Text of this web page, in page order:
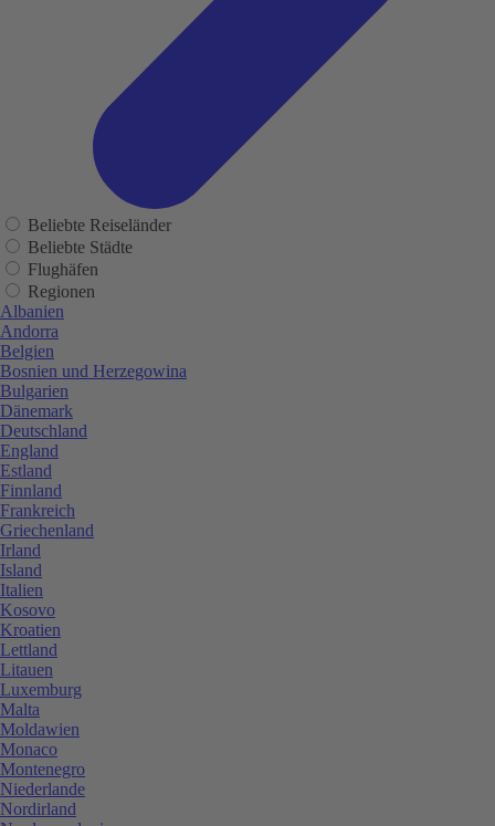
Beliebte Reiseländer
Beliebte Städte
Flughäfen
Regionen
Albanien
Andorra
Belgien
Bosnien und Herzegowina
Bulgarien
Dänemark
Deutschland
England
Estland
Finnland
Frankreich
Griechenland
Irland
Island
Italien
Kosovo
Kroatien
Lettland
Litauen
Luxemburg
Malta
Moldawien
Monaco
Montenegro
Niederlande
Nordirland